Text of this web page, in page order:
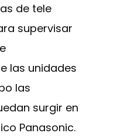
de tele
supervisar
las unidades
las
surgir en
Panasonic.